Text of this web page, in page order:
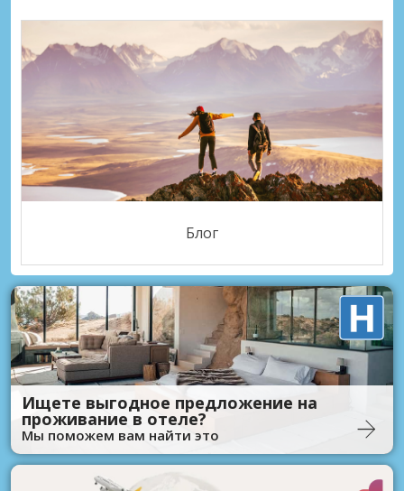
Блог
Ищете выгодное предложение на
проживание в отеле?
Мы поможем вам найти это